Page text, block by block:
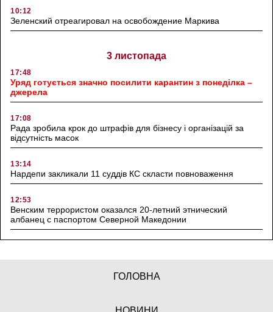
10:12
Зеленский отреагировал на освобождение Маркива
3 листопада
17:48
Уряд готується значно посилити карантин з понеділка –
джерела
17:08
Рада зробила крок до штрафів для бізнесу і організацій за
відсутність масок
13:14
Нардепи закликали 11 суддів КС скласти повноваження
12:53
Венским террористом оказался 20-летний этнический
албанец с паспортом Северной Македонии
ГОЛОВНА